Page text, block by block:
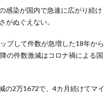
感染が国内で急速に広がり続け
がぬぐえない。
プして件数が急増した18年から
の件数激減はコロナ禍による国
の2万1672で、4カ月続けてマイ